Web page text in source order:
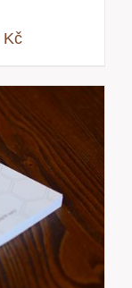
KčRozpětí
200 Kč
až
5000 Kč